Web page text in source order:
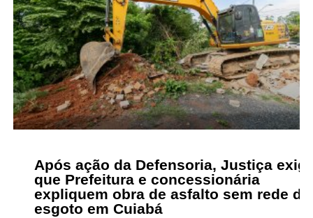
Após ação da Defensoria, Justiça
que Prefeitura e concessionária
expliquem obra de asfalto sem rede de
esgoto em Cuiabá